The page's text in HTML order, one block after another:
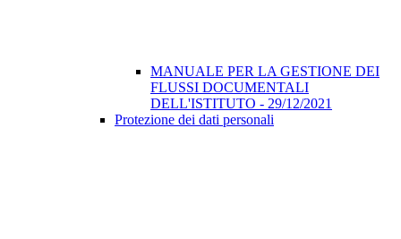
MANUALE PER LA GESTIONE DEI
FLUSSI DOCUMENTALI
DELL'ISTITUTO - 29/12/2021
Protezione dei dati personali